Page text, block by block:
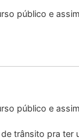
público e
público e
trânsito pra